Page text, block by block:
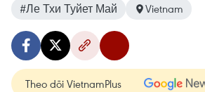
#Ле Тхи Туйет Май
Vietnam
Theo dõi VietnamPlus